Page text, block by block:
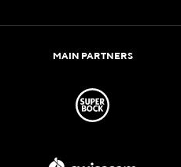
MAIN PARTNERS